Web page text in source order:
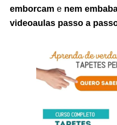
emborcam e nem
videoaulas passo a